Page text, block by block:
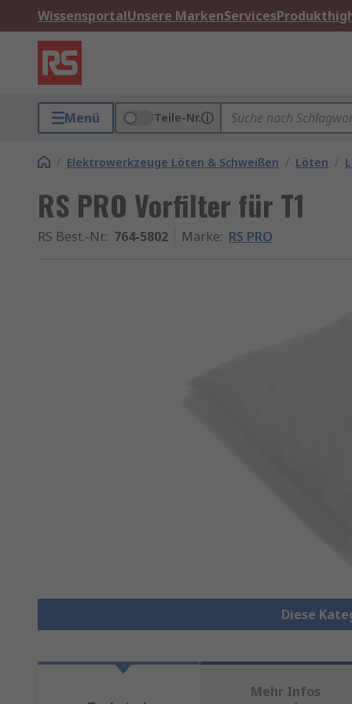
WissensportalUnsere MarkenServices
Menü Teile-Nr.
/ Elektrowerkzeuge Löten & Schweißen / Löten /
RS PRO Vorfilter für T1
RS Best.-Nr.: 764-5802 Marke: RS PRO
Diese
Mehr Infos